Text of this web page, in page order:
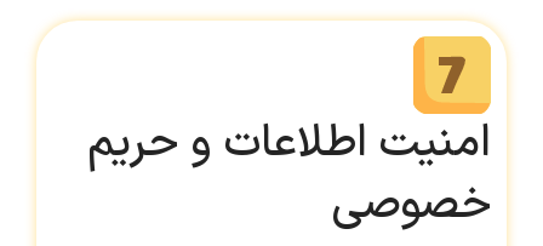
امنیت اطلاعات و حریم
خصوصی